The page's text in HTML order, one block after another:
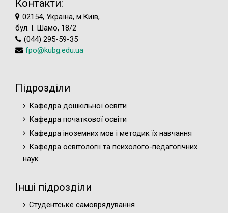
Контакти:
02154, Україна, м.Київ,
бул. І. Шамо, 18/2
(044) 295-59-35
fpo@kubg.edu.ua
Підрозділи
Кафедра дошкільної освіти
Кафедра початкової освіти
Кафедра іноземних мов і методик їх навчання
Кафедра освітології та психолого-педагогічних
наук
Інші підрозділи
Студентське самоврядування